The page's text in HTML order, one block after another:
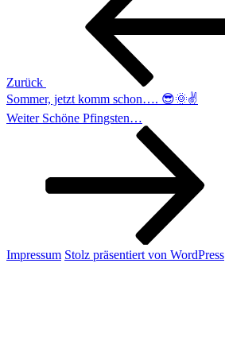
Zurück
Sommer, jetzt komm schon…. 😎🌞✌️
Nächster
Weiter Schöne Pfingsten…
Impressum Stolz präsentiert von WordPress